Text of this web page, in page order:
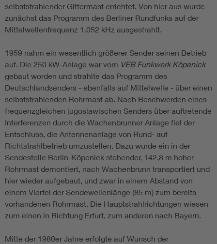
selbststrahlender Gittermast errichtet. Von hier aus wurde
zunächst das Programm des Berliner Rundfunks auf der
Mittelwellenfrequenz 1.052 kHz ausgestrahlt.
1959 nahm ein wesentlich größerer Sender seinen Betrieb
auf. Die 250 kW-Anlage war vom VEB Funkwerk Köpenick
gebaut worden und strahlte das Programm des
Deutschlandsenders - ebenfalls auf Mittelwelle - über einen
selbststrahlenden Rohrmast ab. Nach Beschwerden eines
frequenzgleichen jugoslawischen Senders über auftretende
Interferenzen durch die Wachenbrunner Anlage fiel der
Entschluss, die Antennenanlage von Rund- auf
Richtstrahlbetrieb umzustellen. Dazu wurde ein in der
Sendestelle Berlin-Köpenick stehender, 142,8 m hoher
Rohrmast demontiert, nach Wachenbrunn transportiert und
hier wieder aufgebaut, und zwar in einem Abstand von
einem Viertel der Sendewellenlänge (85 m) zum bereits
vorhandenen Rohrmast. Die Hauptstrahlrichtungen wiesen
zum einen in Richtung Erfurt, zum anderen nach Bayern.
Mitte der 1980er Jahre erfolgte auf Wunsch der